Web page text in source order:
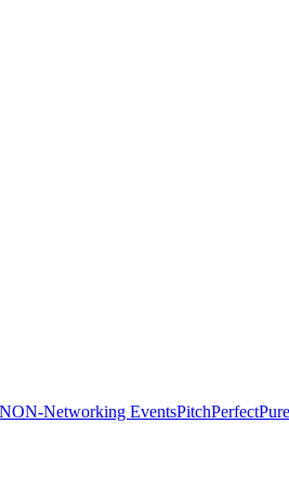
NON-Networking EventsPitchPerfect